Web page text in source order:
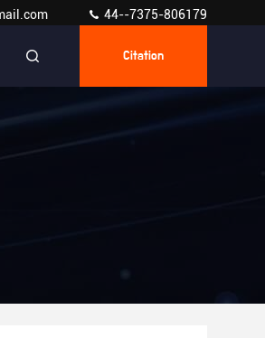
44--7375-806179
Citation